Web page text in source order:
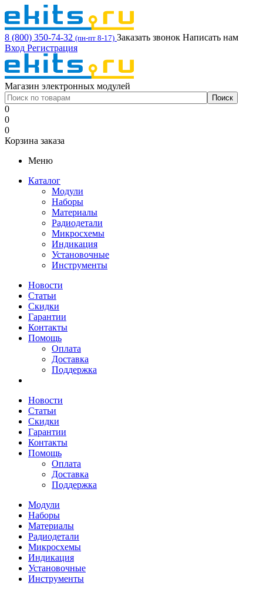
8 (800) 350-74-32 (пн-пт 8-17) Заказать звонок Написать нам
Вход Регистрация
Магазин электронных модулей
0
0
0
Корзина заказа
Меню
Каталог
Модули
Наборы
Материалы
Радиодетали
Микросхемы
Индикация
Установочные
Инструменты
Новости
Статьи
Скидки
Гарантии
Контакты
Помощь
Оплата
Доставка
Поддержка
Новости
Статьи
Скидки
Гарантии
Контакты
Помощь
Оплата
Доставка
Поддержка
Модули
Наборы
Материалы
Радиодетали
Микросхемы
Индикация
Установочные
Инструменты